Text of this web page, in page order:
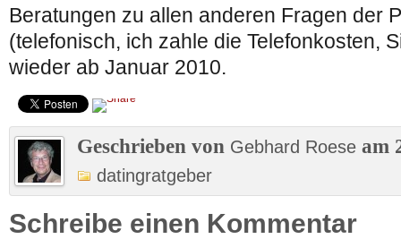
Beratungen zu allen anderen Fragen der
(telefonisch, ich zahle die Telefonkosten,
wieder ab Januar 2010.
Geschrieben von Gebhard Roese am
datingratgeber
Schreibe einen Kommentar